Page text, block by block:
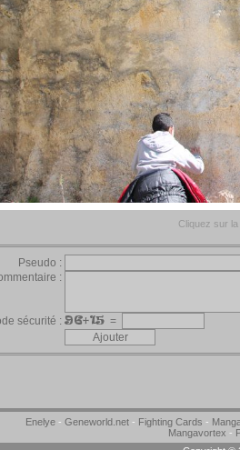
Cliquez sur
Pseudo :
:
sécurité : =
Enelye- Geneworld.net- Fighting Cards -
Mangavortex -